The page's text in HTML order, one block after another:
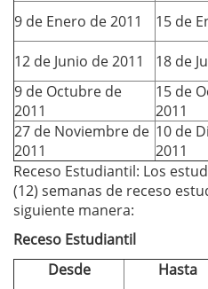
9 de Enero de 2011
15 de
12 de Junio de 2011
18 de
9 de Octubre de
2011
15 de
2011
27 de Noviembre de
2011
10 de
2011
Receso Estudiantil: Los
(12) semanas de receso
siguiente manera:
Receso Estudiantil
Desde
Hasta